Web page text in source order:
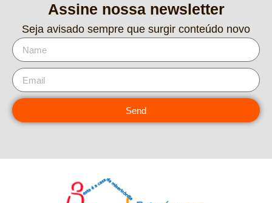
Assine nossa newsletter
Seja avisado sempre que surgir conteúdo novo
Send